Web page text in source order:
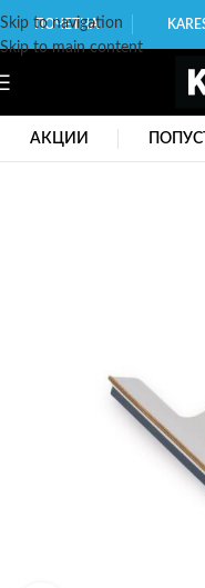
Skip to navigation
Skip to main content
ПОЧЕТНА
АКЦИИ